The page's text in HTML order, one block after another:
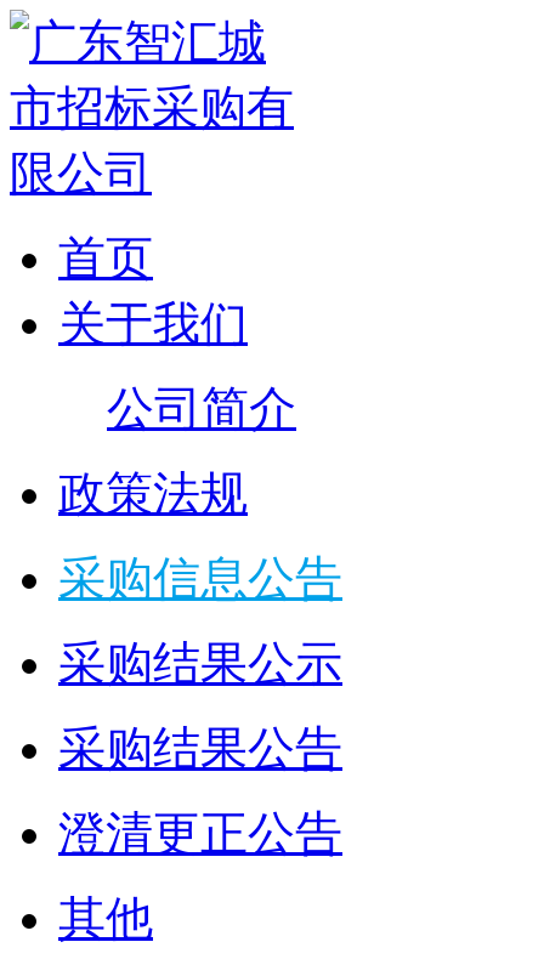
首页
关于我们
公司简介
政策法规
采购信息公告
采购结果公示
采购结果公告
澄清更正公告
其他